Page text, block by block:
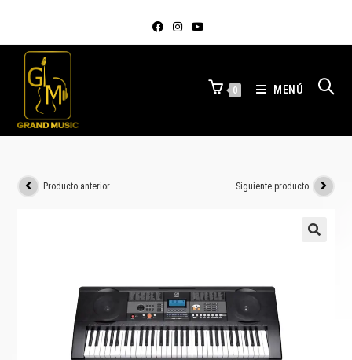
0 MENÚ
Producto anterior Siguiente producto